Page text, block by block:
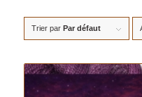
Trier par Par défaut